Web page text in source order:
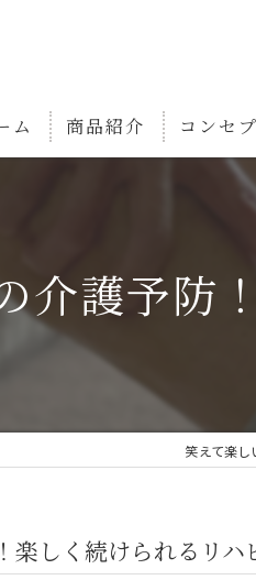
ム 商品紹介 コンセ
介護予防
笑えて楽し
楽しく続けられるリハ